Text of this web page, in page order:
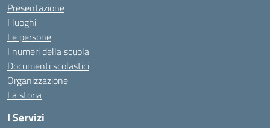
Presentazione
I luoghi
Le persone
I numeri della scuola
Documenti scolastici
Organizzazione
La storia
I Servizi